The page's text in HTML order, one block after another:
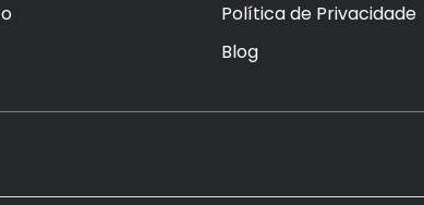
Política de Privacidade
Blog